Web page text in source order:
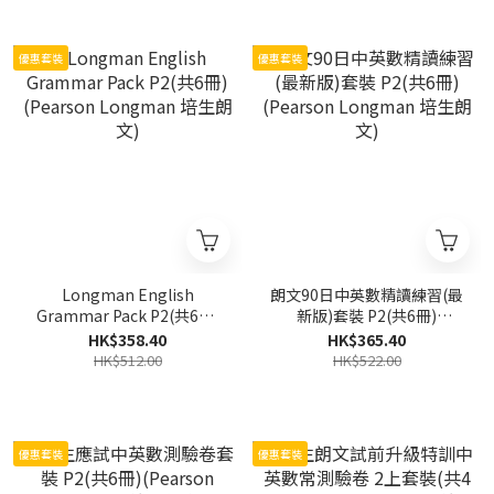
優惠套裝
Longman English
Grammar Pack P2(共6冊)
(Pearson Longman 培生朗
文)
HK$358.40
HK$512.00
優惠套裝
朗文90日中英數精讀練習(最
新版)套裝 P2(共6冊)
(Pearson Longman 培生朗
文)
HK$365.40
HK$522.00
優惠套裝 優惠套裝